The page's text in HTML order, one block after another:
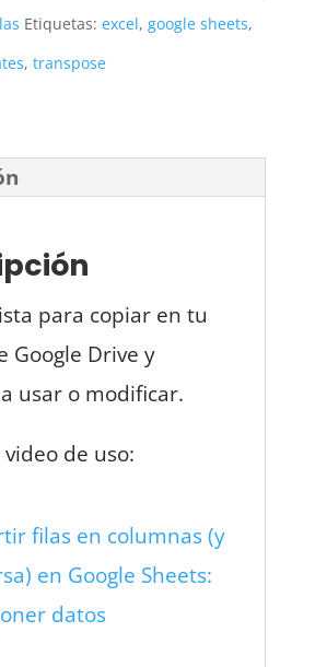
Etiquetas: excel, google sheets,
, transpose
para copiar en tu
Google Drive y
usar o modificar.
de uso:
filas en columnas (y
en Google Sheets:
datos